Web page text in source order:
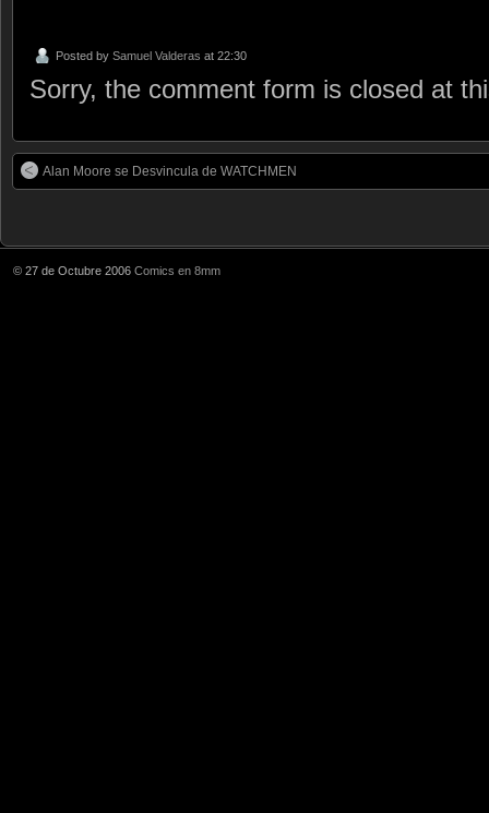
Posted by Samuel Valderas at 22:30
Sorry, the comment form is closed at
Alan Moore se Desvincula de WATCHMEN
© 27 de Octubre 2006 Comics en 8mm